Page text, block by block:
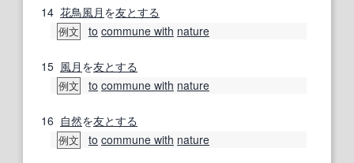
14 花鳥風月 を友とする
例文 to commune with nature
15 風月 を友とする
例文 to commune with nature
16 自然を友とする
例文 to commune with nature